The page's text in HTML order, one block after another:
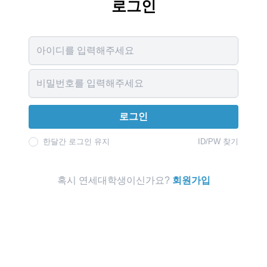
로그인
로그인
한달간 로그인 유지 ID/PW 찾기
혹시 연세대학생이신가요? 회원가입